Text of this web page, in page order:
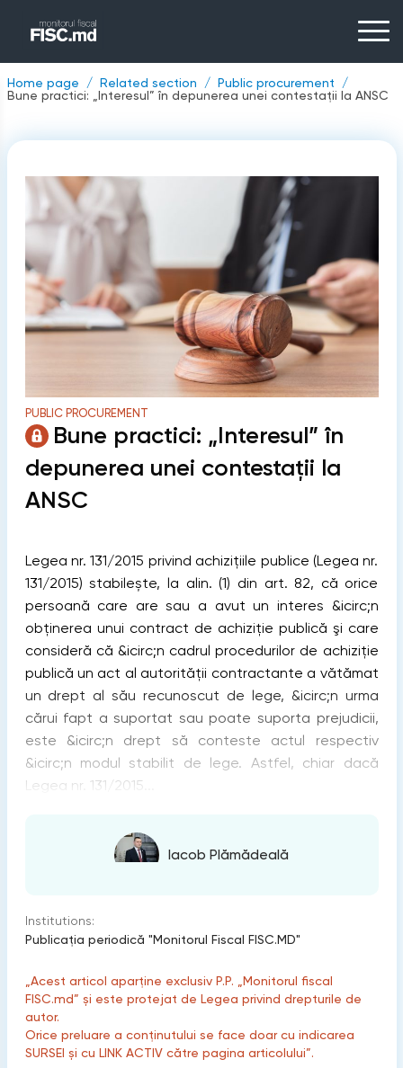
Home page Related section
Public procurement
Bune practici: „Interesul” în depunerea unei contestații la ANSC
PUBLIC PROCUREMENT
Bune practici: „Interesul” în
depunerea unei contestații la
ANSC
Legea nr. 131/2015 privind achizițiile publice (Legea nr.
131/2015) stabilește, la alin. (1) din art. 82, că orice
persoană care are sau a avut un interes &icirc;n
obținerea unui contract de achiziţie publică şi care
consideră că &icirc;n cadrul procedurilor de achiziţie
publică un act al autorităţii contractante a vătămat
un drept al său recunoscut de lege, &icirc;n urma
cărui fapt a suportat sau poate suporta prejudicii,
este &icirc;n drept să conteste actul respectiv
&icirc;n modul stabilit de lege. Astfel, chiar dacă
Legea nr. 131/2015...
Iacob Plămădeală
Institutions:
Publicaţia periodică "Monitorul Fiscal FISC.MD"
„Acest articol aparține exclusiv P.P. „Monitorul fiscal
FISC.md” și este protejat de Legea privind drepturile de
autor.
Orice preluare a conținutului se face doar cu indicarea
SURSEI și cu LINK ACTIV către pagina articolului”.